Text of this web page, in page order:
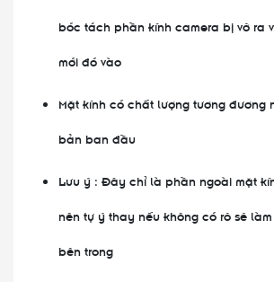
bóc tách phần kính camera bị vỡ ra
mới đó vào
Mặt kính có chất lượng tương đương
bản ban đầu
Lưu ý : Đây chỉ là phần ngoài mặt
nên tự ý thay nếu không có rõ sẽ
bên trong